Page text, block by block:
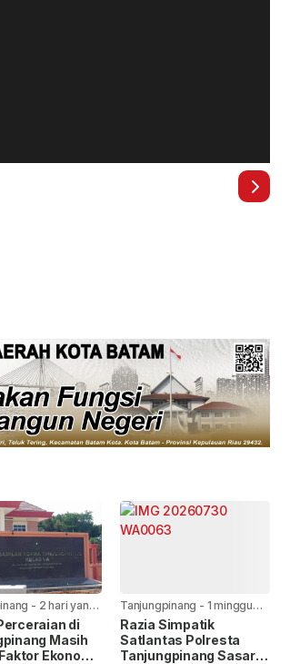
- 2 hari yang
di
Masih
Ekonomi
Tanjungpinang - 1 minggu
yang lalu
Razia Simpatik
Satlantas Polresta
Tanjungpinang Sasar